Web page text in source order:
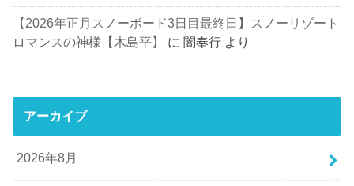
【2026年正月スノーボード3日目最終日】スノーリゾート
ロマンスの神様【木島平】
に 闇奉行 より
アーカイブ
2026年8月